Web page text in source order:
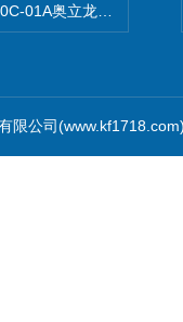
01A奥立龙实验室便携
限公司